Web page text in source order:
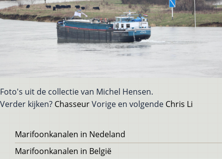
Foto's uit de collectie van Michel Hensen.
Verder kijken? ChasseurVorige en volgende Chris Li
Voet
Marifoonkanalen in Nedeland
Marifoonkanalen in België